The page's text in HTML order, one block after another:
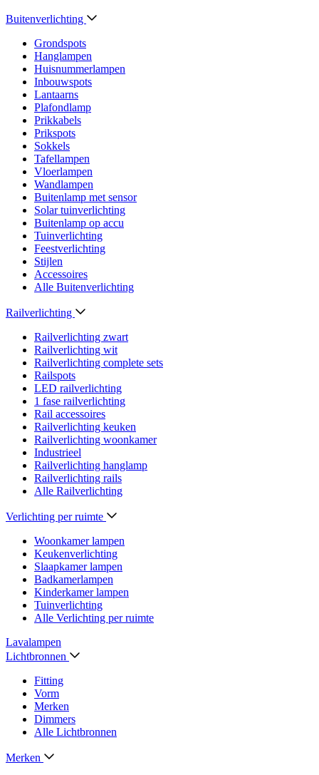
Buitenverlichting
Grondspots
Hanglampen
Huisnummerlampen
Inbouwspots
Lantaarns
Plafondlamp
Prikkabels
Prikspots
Sokkels
Tafellampen
Vloerlampen
Wandlampen
Buitenlamp met sensor
Solar tuinverlichting
Buitenlamp op accu
Tuinverlichting
Feestverlichting
Stijlen
Accessoires
Alle Buitenverlichting
Railverlichting
Railverlichting zwart
Railverlichting wit
Railverlichting complete sets
Railspots
LED railverlichting
1 fase railverlichting
Rail accessoires
Railverlichting keuken
Railverlichting woonkamer
Industrieel
Railverlichting hanglamp
Railverlichting rails
Alle Railverlichting
Verlichting per ruimte
Woonkamer lampen
Keukenverlichting
Slaapkamer lampen
Badkamerlampen
Kinderkamer lampen
Tuinverlichting
Alle Verlichting per ruimte
Lavalampen
Lichtbronnen
Fitting
Vorm
Merken
Dimmers
Alle Lichtbronnen
Merken